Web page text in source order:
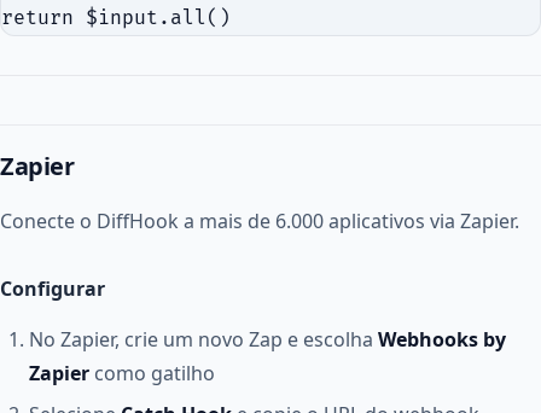
Zapier
Conecte o DiffHook a mais de 6.000 aplicativos via Zapier.
Configurar
No Zapier, crie um novo Zap e escolha Webhooks by
Zapier como gatilho